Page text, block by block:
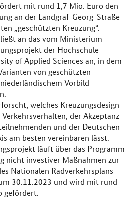
mit rund 1,7 Mio. Euro den
an der Landgraf-Georg-Straße
„geschützten Kreuzung“.
an das vom Ministerium
der Hochschule
of Applied Sciences an, in dem
von geschützten
Vorbild
welches Kreuzungsdesign
der Akzeptanz
und der Deutschen
am besten vereinbaren lässt.
läuft über das Programm
nicht investiver Maßnahmen zur
Nationalen Radverkehrsplans
30.11.2023 und wird mit rund
gefördert.